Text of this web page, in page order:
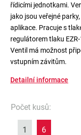
řídicími jednotkami.
jako jsou veřejné
aplikace. Pracuje s
regulátorem tlaku
Ventil má možnost
vstupním závitům.
Detailní informace
Počet kusů:
1 6